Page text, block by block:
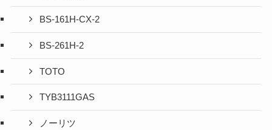
BS-161H-CX-2
BS-261H-2
TOTO
TYB3111GAS
ノーリツ